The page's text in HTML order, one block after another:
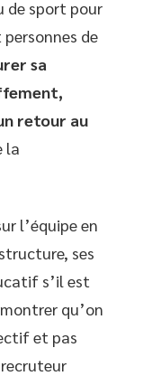
de sport pour
de
sa
retour au
la
l’équipe en
ses
s’il est
qu’on
et pas